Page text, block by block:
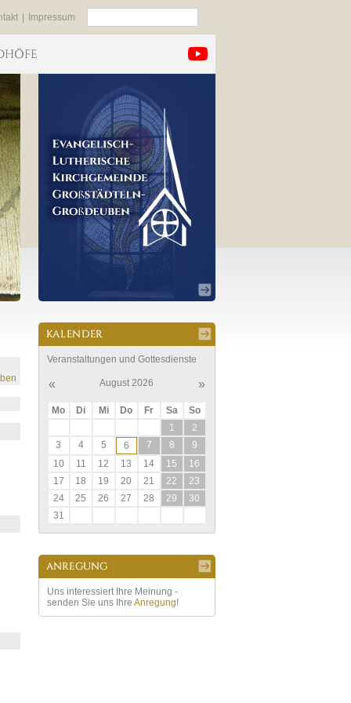
Impressum
Veranstaltungen und Gottesdienste
« August 2026 »
Mo Di Mi Do Fr Sa
So
1
2
3
4 5 6 7 8
9
10
11 12 13 14 15
16
17
18 19 20 21 22
23
24
25 26 27 28 29
30
31
Uns interessiert Ihre Meinung -
senden Sie uns Ihre Anregung!